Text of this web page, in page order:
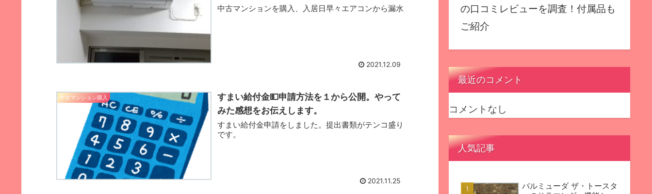
中古マンションを購入、入居日早々エアコンから漏水
2021.12.09
中古マンション購入
すまい給付金💵申請方法を１から公開。やって
みた感想をお伝えします。
すまい給付金申請をしました。提出書類がテンコ盛り
です。
2021.11.25
の口コミレビューを調査！付属品も
ご紹介
最近のコメント
コメントなし
人気記事
バルミューダ ザ・トースタ